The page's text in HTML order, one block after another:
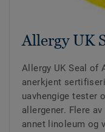
Allergy UK
Allergy UK Seal of
anerkjent
uavhengige tester
allergener. Flere
annet linoleum og